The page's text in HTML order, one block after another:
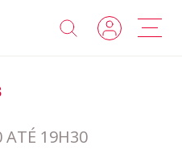
ATÉ 19H30